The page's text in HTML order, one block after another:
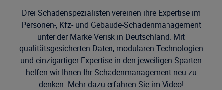
Drei Schadenspezialisten vereinen ihre Expertise im
Personen-, Kfz- und Gebäude-Schadenmanagement
unter der Marke Verisk in Deutschland. Mit
qualitätsgesicherten Daten, modularen Technologien
und einzigartiger Expertise in den jeweiligen Sparten
helfen wir Ihnen Ihr Schadenmanagement neu zu
denken. Mehr dazu erfahren Sie im Video!